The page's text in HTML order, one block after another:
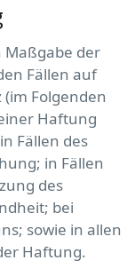
Maßgabe der
Fällen auf
Folgenden
Haftung
Fällen des
in Fällen
des
bei
sowie in allen
Haftung.